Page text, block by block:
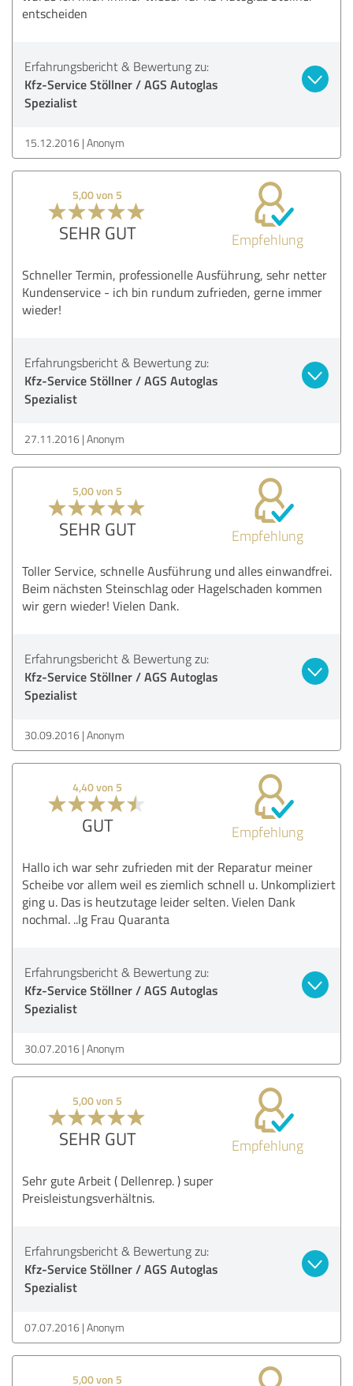
entscheiden
Erfahrungsbericht & Bewertung zu:
Kfz-Service Stöllner / AGS Autoglas
Spezialist
15.12.2016 Anonym
5,00 von 5
SEHR GUT Empfehlung
Schneller Termin, professionelle Ausführung, sehr netter
Kundenservice - ich bin rundum zufrieden, gerne immer
wieder!
Erfahrungsbericht & Bewertung zu:
Kfz-Service Stöllner / AGS Autoglas
Spezialist
27.11.2016 Anonym
5,00 von 5
SEHR GUT Empfehlung
Toller Service, schnelle Ausführung und alles einwandfrei.
Beim nächsten Steinschlag oder Hagelschaden kommen
wir gern wieder! Vielen Dank.
Erfahrungsbericht & Bewertung zu:
Kfz-Service Stöllner / AGS Autoglas
Spezialist
30.09.2016 Anonym
4,40 von 5
GUT Empfehlung
Hallo ich war sehr zufrieden mit der Reparatur meiner
Scheibe vor allem weil es ziemlich schnell u. Unkompliziert
ging u. Das is heutzutage leider selten. Vielen Dank
nochmal. ..lg Frau Quaranta
Erfahrungsbericht & Bewertung zu:
Kfz-Service Stöllner / AGS Autoglas
Spezialist
30.07.2016 Anonym
5,00 von 5
SEHR GUT Empfehlung
Sehr gute Arbeit ( Dellenrep. ) super
Preisleistungsverhältnis.
Erfahrungsbericht & Bewertung zu:
Kfz-Service Stöllner / AGS Autoglas
Spezialist
07.07.2016 Anonym
5,00 von 5